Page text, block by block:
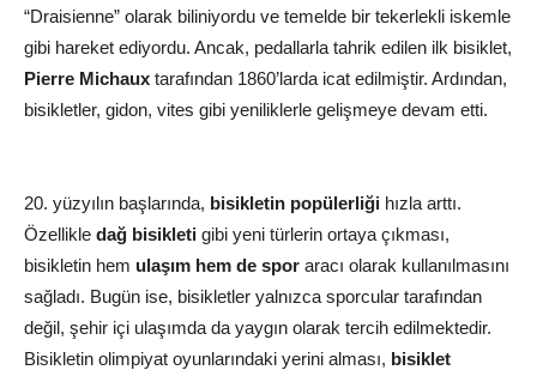
“Draisienne” olarak biliniyordu ve temelde bir tekerlekli iskemle
gibi hareket ediyordu. Ancak, pedallarla tahrik edilen ilk bisiklet,
Pierre Michaux tarafından 1860’larda icat edilmiştir. Ardından,
bisikletler, gidon, vites gibi yeniliklerle gelişmeye devam etti.
20. yüzyılın başlarında, bisikletin popülerliği hızla arttı.
Özellikle dağ bisikleti gibi yeni türlerin ortaya çıkması,
bisikletin hem ulaşım hem de spor aracı olarak kullanılmasını
sağladı. Bugün ise, bisikletler yalnızca sporcular tarafından
değil, şehir içi ulaşımda da yaygın olarak tercih edilmektedir.
Bisikletin olimpiyat oyunlarındaki yerini alması, bisiklet